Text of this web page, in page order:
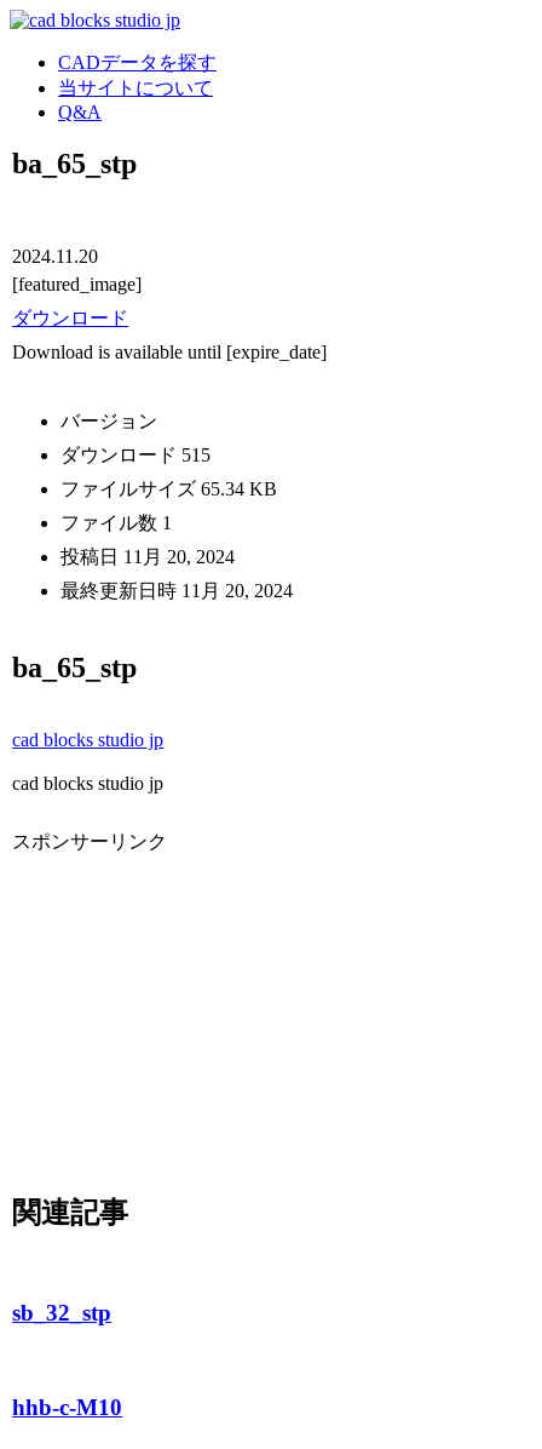
CADデータを探す
当サイトについて
Q&A
ba_65_stp
2024.11.20
[featured_image]
ダウンロード
Download is available until [expire_date]
バージョン
ダウンロード 515
ファイルサイズ65.34 KB
ファイル数 1
投稿日 11月 20, 2024
最終更新日時 11月 20, 2024
ba_65_stp
cad blocks studio jp
cad blocks studio jp
スポンサーリンク
関連記事
sb_32_stp
hhb-c-M10